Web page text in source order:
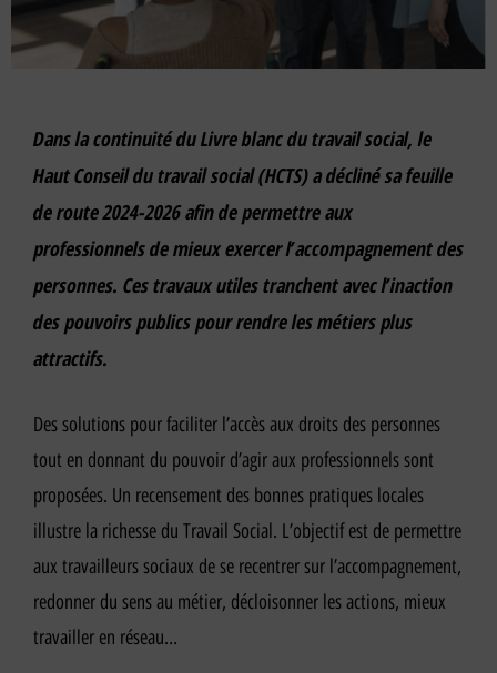
Dans la continuité du Livre blanc du travail social, le
Haut Conseil du travail social (HCTS) a décliné sa feuille
de route 2024-2026 afin de permettre aux
professionnels de mieux exercer l’accompagnement des
personnes. Ces travaux utiles tranchent avec l’inaction
des pouvoirs publics pour rendre les métiers plus
attractifs.
Des solutions pour faciliter l’accès aux droits des personnes
tout en donnant du pouvoir d’agir aux professionnels sont
proposées. Un recensement des bonnes pratiques locales
illustre la richesse du Travail Social. L’objectif est de permettre
aux travailleurs sociaux de se recentrer sur l’accompagnement,
redonner du sens au métier, décloisonner les actions, mieux
travailler en réseau…